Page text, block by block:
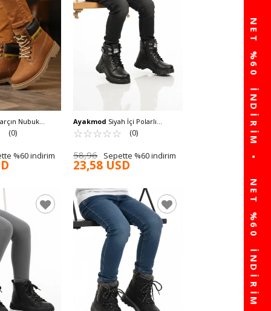
Nubuk
Unisex
(0)
%60 indirim
Ayakmod Siyah İçi Polarlı
Kaymaz Taban Unisex Çocuk Bot
24035 F
☆☆☆☆☆
★★★★★ (0)
58,96 Sepette %60 indirim
23,58 USD